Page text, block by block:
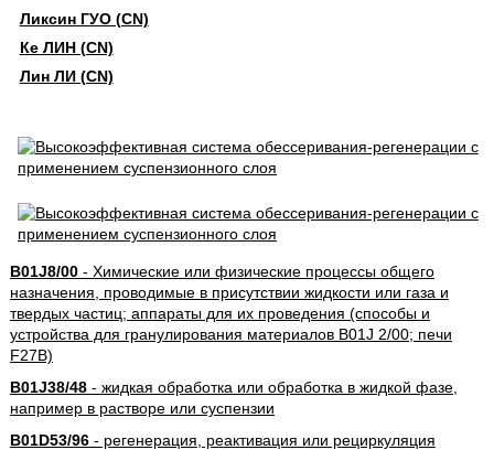
Ликсин ГУО (CN)
Ке ЛИН (CN)
Лин ЛИ (CN)
B01J8/00- Химические или физические процессы общего
назначения, проводимые в присутствии жидкости или газа и
твердых частиц; аппараты для их проведения (способы и
устройства для гранулирования материалов B01J 2/00; печи
F27B)
B01J38/48- жидкая обработка или обработка в жидкой фазе,
например в растворе или суспензии
B01D53/96- регенерация, реактивация или рециркуляция